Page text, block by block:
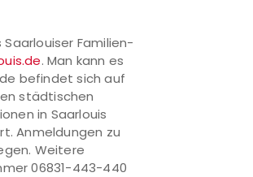
Familien-
. Man kann es
befindet sich auf
städtischen
in Saarlouis
Anmeldungen zu
Weitere
06831-443-440